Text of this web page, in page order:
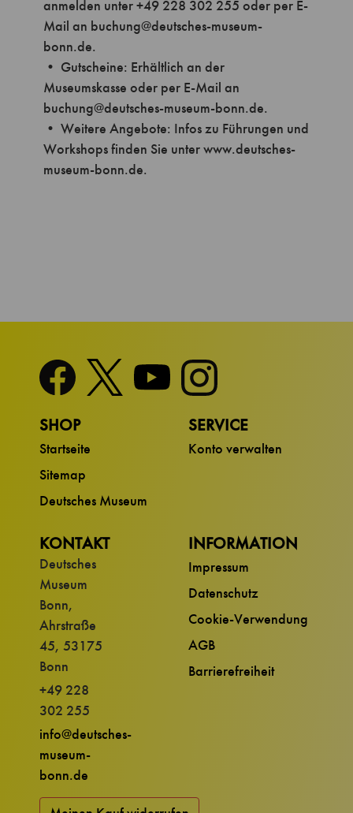
SHOP
Startseite
Sitemap
Deutsches Museum
SERVICE
Konto verwalten
INFORMATION
Impressum
Datenschutz
Cookie-Verwendung
AGB
Barrierefreiheit
KONTAKT
Deutsches
Museum
Bonn,
Ahrstraße
45, 53175
Bonn
+49 228
302 255
info@deutsches-
museum-
bonn.de